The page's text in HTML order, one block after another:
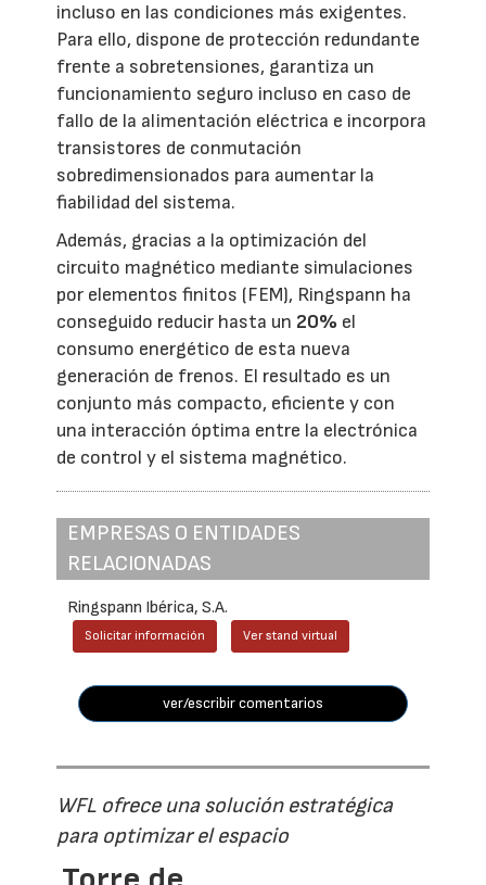
incluso en las condiciones más exigentes.
Para ello, dispone de protección redundante
frente a sobretensiones, garantiza un
funcionamiento seguro incluso en caso de
fallo de la alimentación eléctrica e incorpora
transistores de conmutación
sobredimensionados para aumentar la
fiabilidad del sistema.
Además, gracias a la optimización del
circuito magnético mediante simulaciones
por elementos finitos (FEM), Ringspann ha
conseguido reducir hasta un 20% el
consumo energético de esta nueva
generación de frenos. El resultado es un
conjunto más compacto, eficiente y con
una interacción óptima entre la electrónica
de control y el sistema magnético.
EMPRESAS O ENTIDADES
RELACIONADAS
Ringspann Ibérica, S.A.
Solicitar información Ver stand virtual
ver/escribir comentarios
WFL ofrece una solución estratégica
para optimizar el espacio